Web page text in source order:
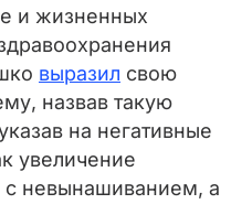
и жизненных
выразил свою
назвав такую
на негативные
увеличение
невынашиванием, а